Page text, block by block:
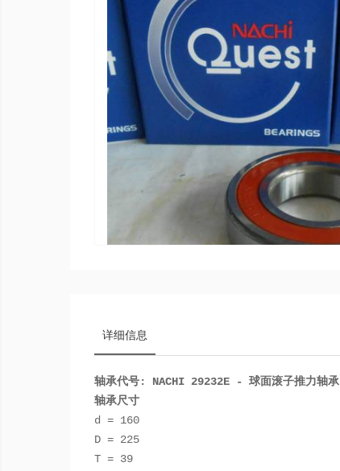
详细信息
轴承代号: NACHI 29232E - 球面滚子推力轴承
轴承尺寸
d = 160
D = 225
T = 39